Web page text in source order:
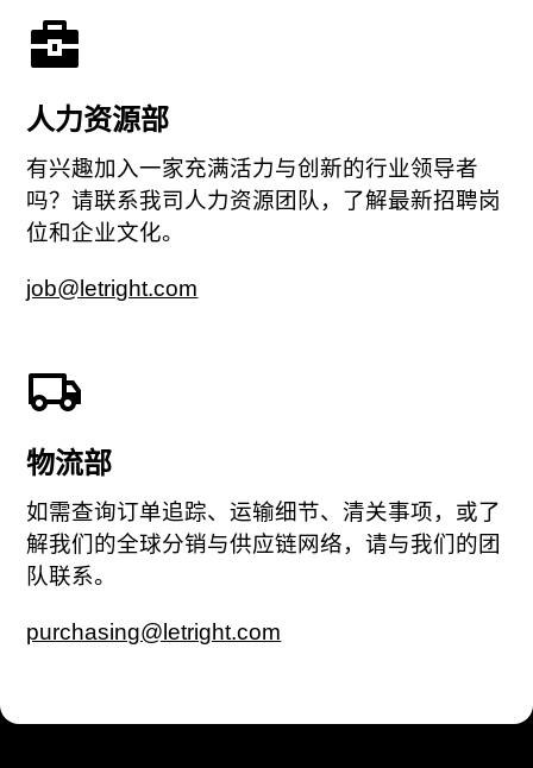
人力资源部
有兴趣加入一家充满活力与创新的行业领导者
吗？请联系我司人力资源团队，了解最新招聘岗
位和企业文化。
job@letright.com
物流部
如需查询订单追踪、运输细节、清关事项，或了
解我们的全球分销与供应链网络，请与我们的团
队联系。
purchasing@letright.com